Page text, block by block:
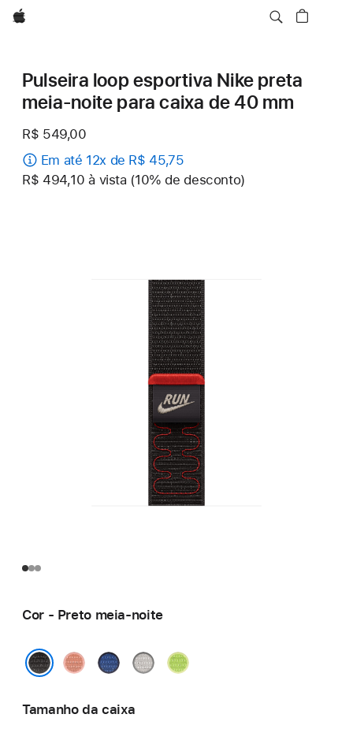
Apple
Pulseira loop esportiva Nike preta
meia-noite para caixa de 40 mm
R$ 549,00
Em até 12x de R$ 45,75
R$ 494,10 à vista (10% de desconto)
Cor - Preto meia-noite
Alpenglow
Blue
VeiledVolt
Tamanho da caixa